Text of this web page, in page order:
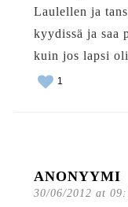
Laulellen ja
kyydissä ja saa
kuin jos lapsi
1
ANONYYMI
30/06/2012 at